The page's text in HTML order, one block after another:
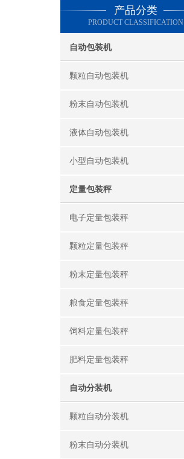
产品分类
PRODUCT CLASSIFICATION
自动包装机
颗粒自动包装机
粉末自动包装机
液体自动包装机
小型自动包装机
定量包装秤
电子定量包装秤
颗粒定量包装秤
粉末定量包装秤
粮食定量包装秤
饲料定量包装秤
肥料定量包装秤
自动分装机
颗粒自动分装机
粉末自动分装机